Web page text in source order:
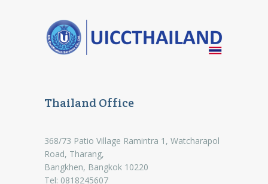
Thailand Office
368/73 Patio Village Ramintra 1, Watcharapol
Road, Tharang,
Bangkhen, Bangkok 10220
Tel: 0818245607